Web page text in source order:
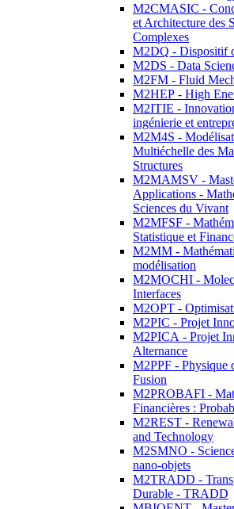
M2CMASIC -
et Architecture des
Complexes
M2DQ - Dispositif
M2DS - Data
M2FM - Fluid
M2HEP - High
M2ITIE -
ingénierie et
M2M4S -
Multiéchelle des
Structures
M2MAMSV -
Applications -
Sciences du Vivant
M2MFSF -
Statistique et
M2MM -
modélisation
M2MOCHI -
Interfaces
M2OPT -
M2PIC - Projet
M2PICA - Projet
Alternance
M2PPF - Physique
Fusion
M2PROBAFI -
Financières :
M2REST -
and Technology
M2SMNO -
nano-objets
M2TRADD -
Durable - TRADD